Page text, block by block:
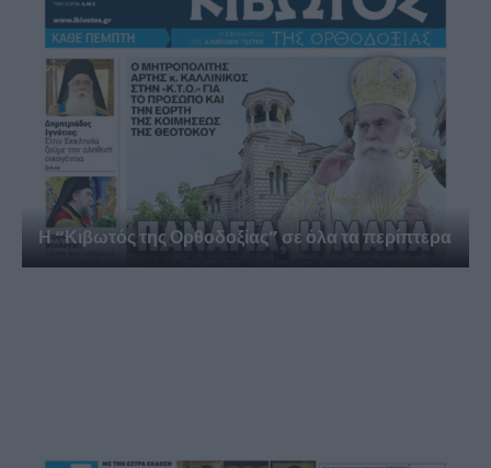
Η “Κιβωτός της Ορθοδοξίας” σε όλα τα περίπτερα